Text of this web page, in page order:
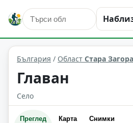
Главан Област: Стара Загора
България / Област Стара Загора
Главан
Село
Преглед Карта Снимки